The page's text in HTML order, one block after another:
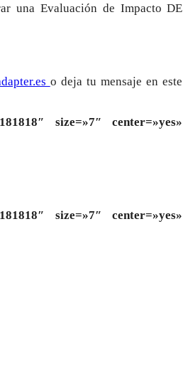
una Evaluación de Impacto DE
o deja tu mensaje en este
size=»7″ center=»yes»
size=»7″ center=»yes»